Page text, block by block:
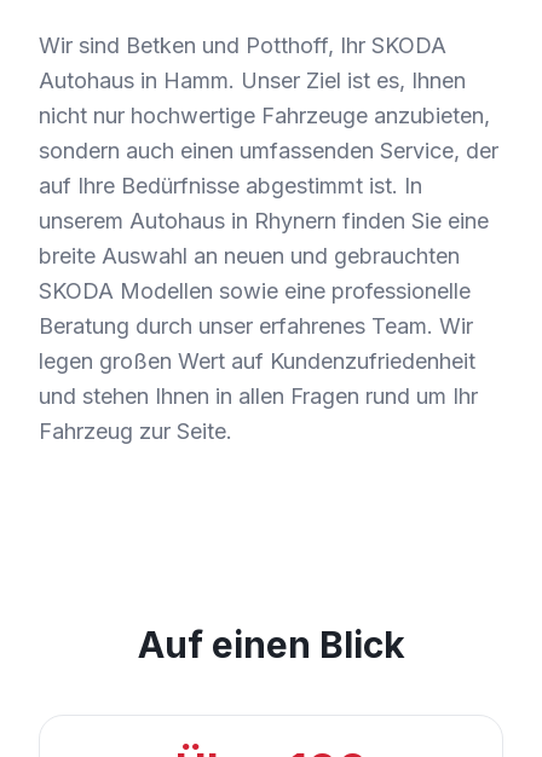
Wir sind Betken und Potthoff, Ihr SKODA
Autohaus in Hamm. Unser Ziel ist es, Ihnen
nicht nur hochwertige Fahrzeuge anzubieten,
sondern auch einen umfassenden Service, der
auf Ihre Bedürfnisse abgestimmt ist. In
unserem Autohaus in Rhynern finden Sie eine
breite Auswahl an neuen und gebrauchten
SKODA Modellen sowie eine professionelle
Beratung durch unser erfahrenes Team. Wir
legen großen Wert auf Kundenzufriedenheit
und stehen Ihnen in allen Fragen rund um Ihr
Fahrzeug zur Seite.
Auf einen Blick